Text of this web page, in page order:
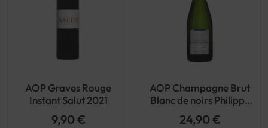
AOP Graves Rouge
Instant Salut 2021
9,90 €
AOP Champagne Brut
Blanc de noirs Philippe
Fourrier Carte Or
24,90 €